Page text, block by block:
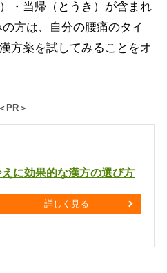
・当帰（とうき）が含まれ
方は、自分の腰痛のタイ
方薬を試してみることをオ
＜PR＞
えに効果的な漢方の選び方
詳しく見る